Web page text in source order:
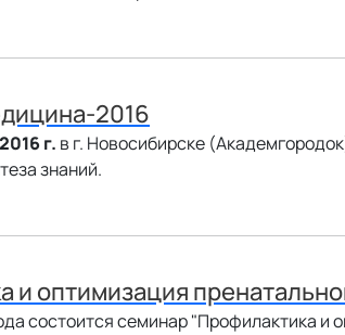
2016
г. в г. Новосибирске
знаний.
и оптимизация
состоится семинар "Профилактика и